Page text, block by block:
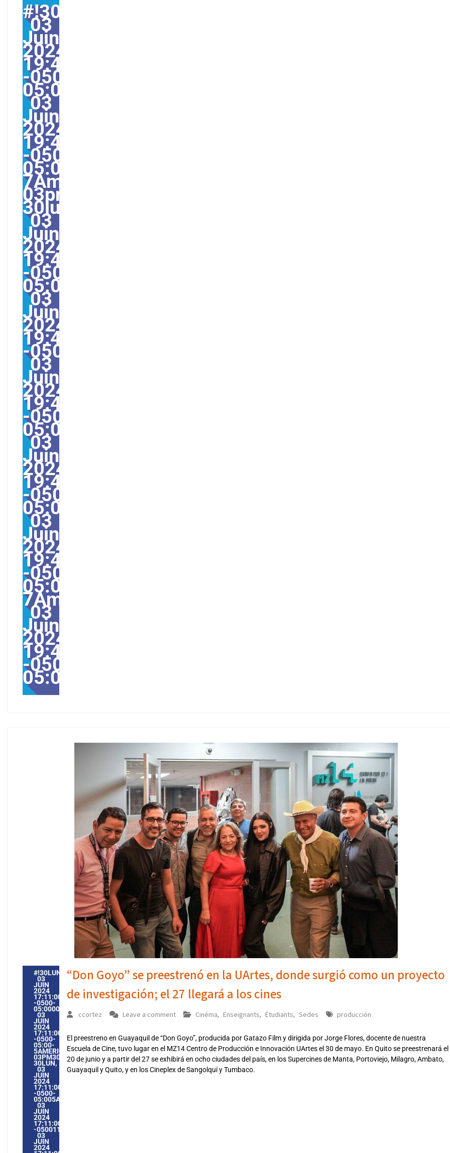
#!30lun,
03
Juin
2024
19:49:42
-0500-
05:004230#30lun,
03
Juin
2024
19:49:42
-0500-
05:00-
7America/Guayaquil3030America/
03pm30pm-
30lun,
03
Juin
2024
19:49:42
-0500-
05:007America/Guayaquil3030America/
03
Juin
2024
19:49:42
-0500497496pmlundi=605#!30lun,
03
Juin
2024
19:49:42
-0500-
05:00America/Guayaquil6#03#!30lun,
03
Juin
2024
19:49:42
-0500-
05:004230#/30lun,
03
Juin
2024
19:49:42
-0500-
05:00-
7America/Guayaquil3030America/
03
Juin
2024
19:49:42
-0500-
05:00America/Guayaquil6#
#!30LUN,
03
JUIN
2024
17:11:00
-0500-
05:000030#30LUN,
03
JUIN
2024
17:11:00
-0500-
05:00-
5AMERICA/GUAYAQUIL3030AMERICA/GUAYAQUIL202430
03PM30PM-
30LUN,
03
JUIN
2024
17:11:00
-0500-
05:005AMERICA/GUAYAQUIL3030AMERICA/GUAYAQUIL2024302024LUN,
03
JUIN
2024
17:11:00
-0500115116PMLUNDI=604#!30LUN,
03
JUIN
2024
“Don Goyo” se preestrenó en la UArtes, donde surgió como un proyecto
de investigación; el 27 llegará a los cines
ccortez Leave a comment Cinéma, Enseignants, Étudiants, Sedes producción
El preestreno en Guayaquil de “Don Goyo”, producida por Gatazo Film y dirigida por Jorge Flores, docente de nuestra
Escuela de Cine, tuvo lugar en el MZ14 Centro de Producción e Innovación UArtes el 30 de mayo. En Quito se preestrenará el
20 de junio y a partir del 27 se exhibirá en ocho ciudades del país, en los Supercines de Manta, Portoviejo, Milagro, Ambato,
Guayaquil y Quito, y en los Cineplex de Sangolquí y Tumbaco.